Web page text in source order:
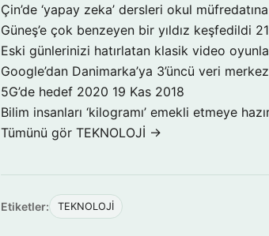
Çin’de ‘yapay zeka’ dersleri okul
Güneş’e çok benzeyen bir yıldız keşfedildi
Eski günlerinizi hatırlatan klasik video
Google’dan Danimarka’ya 3’üncü veri
5G’de hedef 2020 19 Kas 2018
Bilim insanları ‘kilogramı’ emekli etmeye
Tümünü gör TEKNOLOJİ →
Etiketler: TEKNOLOJİ